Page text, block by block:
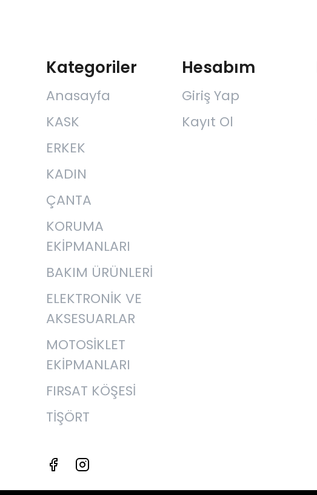
Kategoriler
Anasayfa
KASK
ERKEK
KADIN
ÇANTA
KORUMA
EKİPMANLARI
BAKIM ÜRÜNLERİ
ELEKTRONİK VE
AKSESUARLAR
MOTOSİKLET
EKİPMANLARI
FIRSAT KÖŞESİ
TİŞÖRT
Hesabım
Giriş Yap
Kayıt Ol